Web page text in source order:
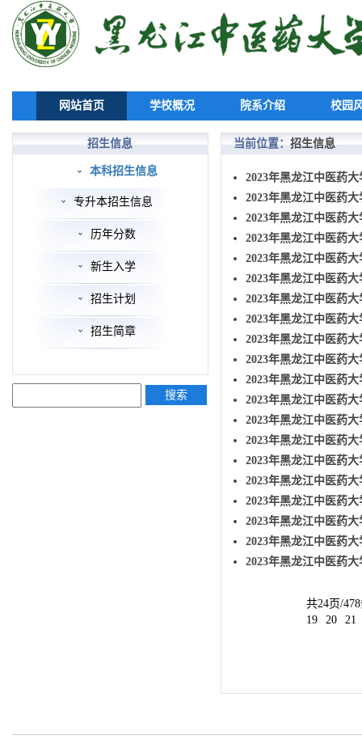
网站首页 学校概况 院系介绍 校园
招生信息
本科招生信息
专升本招生信息
历年分数
新生入学
招生计划
招生简章
搜索
当前位置： 招生信息
2023年黑龙江中医药
2023年黑龙江中医药
2023年黑龙江中医药
2023年黑龙江中医药
2023年黑龙江中医药
2023年黑龙江中医药
2023年黑龙江中医药
2023年黑龙江中医药
2023年黑龙江中医药
2023年黑龙江中医药
2023年黑龙江中医药
2023年黑龙江中医药
2023年黑龙江中医药
2023年黑龙江中医药
2023年黑龙江中医药
2023年黑龙江中医药
2023年黑龙江中医药
2023年黑龙江中医药
2023年黑龙江中医药
2023年黑龙江中医药
共24页/
19
20 21